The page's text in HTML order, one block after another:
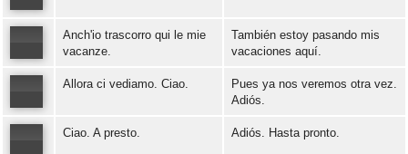
Error loading: "https://www.idiomaspc.com/curso-aprender-italiano-basico/audio/3011.mp3"
Error loading: "https://www.idiomaspc.com/curso-aprender-italiano-basico/audio/3012.mp3"
Anch'io trascorro qui le mie
vacanze.
También estoy pasando mis
vacaciones aquí.
Allora ci vediamo. Ciao.
Pues ya nos veremos otra vez.
Adiós.
Ciao. A presto. Adiós. Hasta pronto.